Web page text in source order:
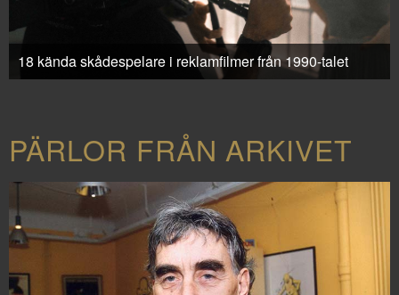
18 kända skådespelare i reklamfilmer från 1990-talet
PÄRLOR FRÅN ARKIVET